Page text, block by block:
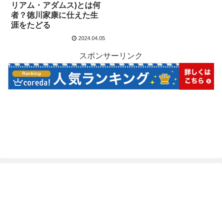
リアム・アダムス)とは何
者？徳川家康に仕えた生
涯をたどる
2024.04.05
スポンサーリンク